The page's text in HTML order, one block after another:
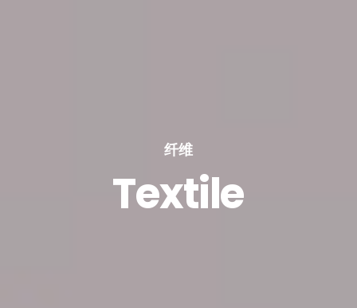
纤维
Textile